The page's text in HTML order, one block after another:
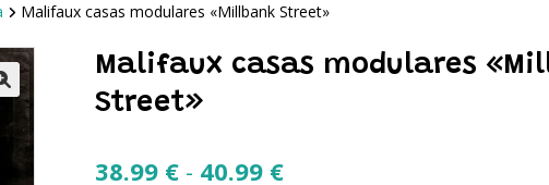
Malifaux casas modulares «Millbank Street»
Malifaux casas modulares
Street»
38.99 € - 40.99 €Rango